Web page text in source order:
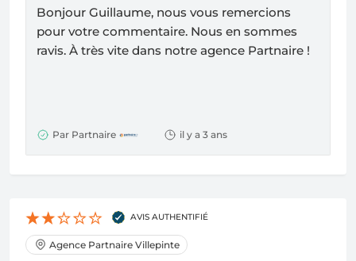
Bonjour Guillaume, nous vous remercions
pour votre commentaire. Nous en sommes
ravis. À très vite dans notre agence Partnaire !
Par Partnaire il y a 3 ans
AVIS AUTHENTIFIÉ
Agence Partnaire Villepinte